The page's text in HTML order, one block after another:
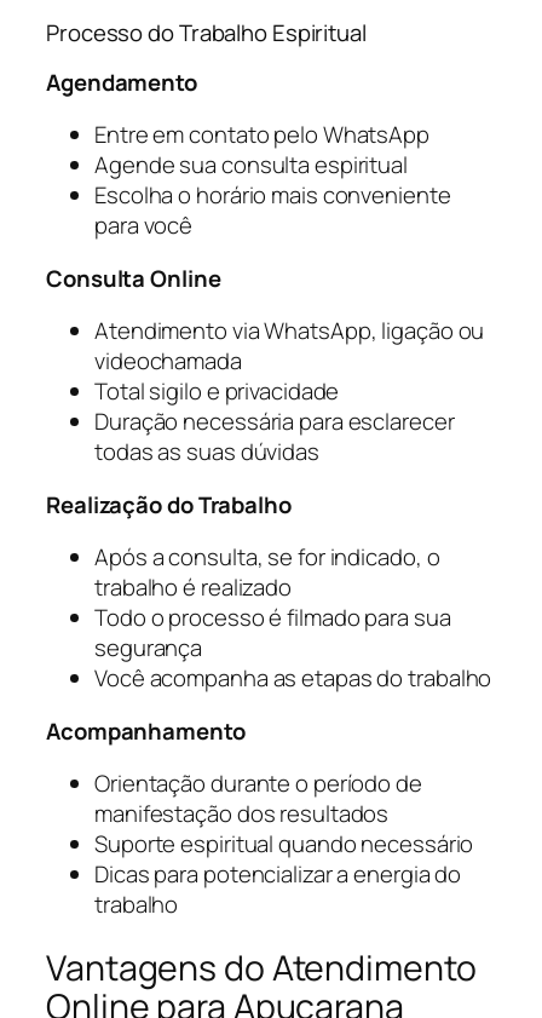
Processo do Trabalho Espiritual
Agendamento
Entre em contato pelo WhatsApp
Agende sua consulta espiritual
Escolha o horário mais conveniente
para você
Consulta Online
Atendimento via WhatsApp, ligação ou
videochamada
Total sigilo e privacidade
Duração necessária para esclarecer
todas as suas dúvidas
Realização do Trabalho
Após a consulta, se for indicado, o
trabalho é realizado
Todo o processo é filmado para sua
segurança
Você acompanha as etapas do trabalho
Acompanhamento
Orientação durante o período de
manifestação dos resultados
Suporte espiritual quando necessário
Dicas para potencializar a energia do
trabalho
Vantagens do Atendimento
Online para Apucarana